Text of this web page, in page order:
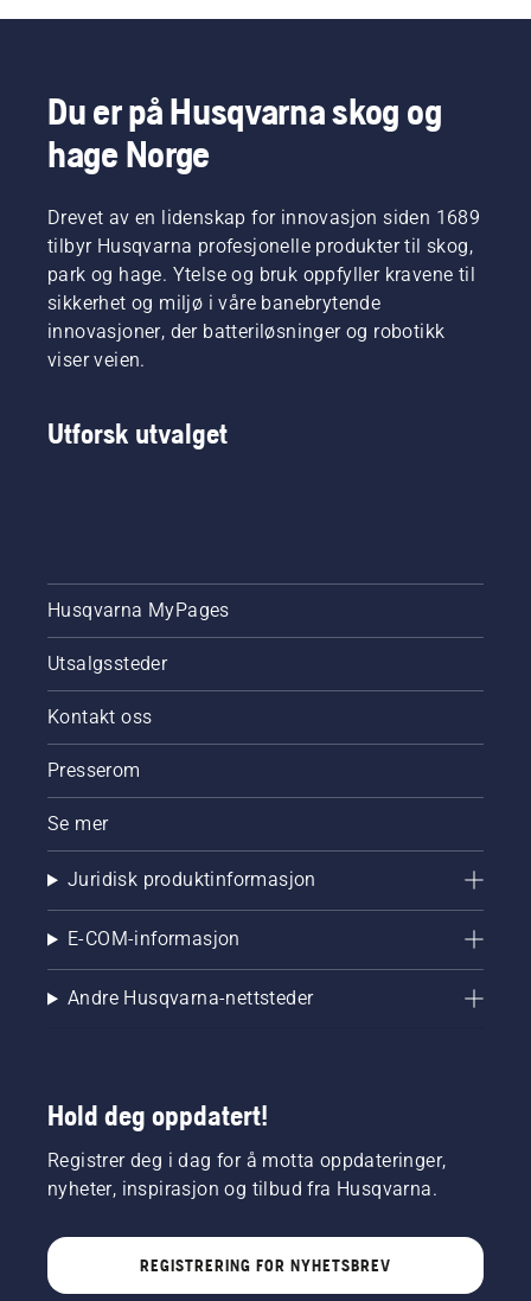
ditt. Med
batteridrevne
produkter
reduseres
betraktelig.
Et riktig
festet
mer
komfortabel
passform,
og
reduserer
trøtthet
Du er på Husqvarna skog og
hage Norge
Drevet av en lidenskap for innovasjon siden 1689
tilbyr Husqvarna profesjonelle produkter til skog,
park og hage. Ytelse og bruk oppfyller kravene til
sikkerhet og miljø i våre banebrytende
innovasjoner, der batteriløsninger og robotikk
viser veien.
Utforsk utvalget
Husqvarna MyPages
Utsalgssteder
Kontakt oss
Presserom
Se mer
Juridisk produktinformasjon
E-COM-informasjon
Andre Husqvarna-nettsteder
Hold deg oppdatert!
Registrer deg i dag for å motta oppdateringer,
nyheter, inspirasjon og tilbud fra Husqvarna.
REGISTRERING FOR NYHETSBREV